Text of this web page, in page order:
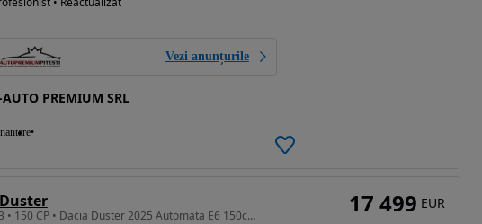
Vezi anunțurile
PREMIUM SRL
1332 cm3 • 150 CP • Dacia Duster 2025 Automata E6 150cp Camere Navi Clima Pilot Import Ger 17 499 EUR